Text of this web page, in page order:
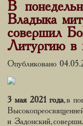
В
Владыка
совершил
Литургию в
Опубликовано
3 мая 2021 года, в
и Задонский,